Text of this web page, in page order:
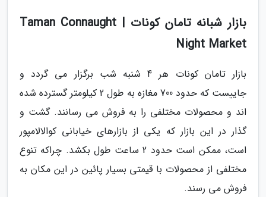
بازار شبانه تامان کونات | Taman Connaught
Night Market
بازار تامان کونات هر 4 شنبه شب برگزار می گردد و
جاییست که حدود 700 مغازه به طول 2 کیلومتر گسترده شده
اند و محصولات مختلفی را به فروش می رسانند. گشت و
گذار در این بازار که یکی از بازارهای خیابانی کوالالامپور
است، ممکن است حدود 2 ساعت طول بکشد. چراکه تنوع
مختلفی از محصولات با قیمتی بسیار پائین در این مکان به
فروش می رسند.